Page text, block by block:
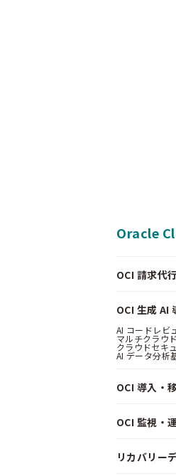
Oracle
OCI 請求代
OCI 生成 AI
AI コードレビ
マルチクラウ
クラウドセキ
AI データ分析
OCI 導入・
OCI 監視・
リカバリー